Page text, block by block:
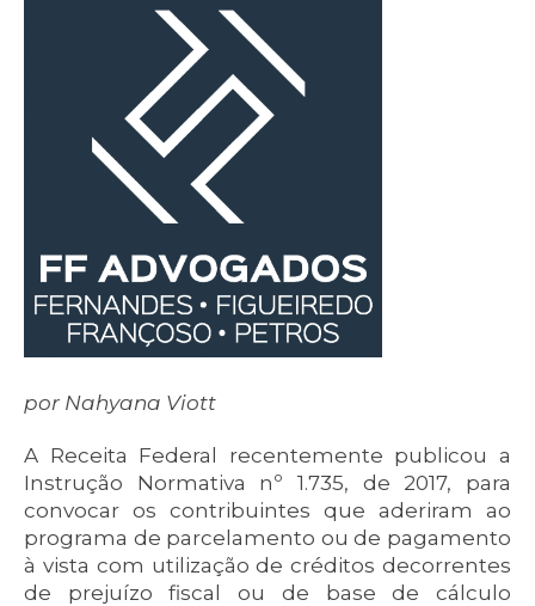
por Nahyana Viott
A Receita Federal recentemente publicou a
Instrução Normativa nº 1.735, de 2017, para
convocar os contribuintes que aderiram ao
programa de parcelamento ou de pagamento
à vista com utilização de créditos decorrentes
de prejuízo fiscal ou de base de cálculo